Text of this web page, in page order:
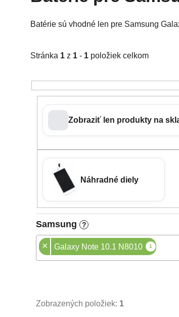
Batérie sú vhodné len pre Samsung
Stránka 1 z 1 - 1 položiek celkom
Zobraziť len produkty na
Náhradné diely
Samsung ?
× Galaxy Note 10.1 N8010 1
Zobrazených položiek: 1